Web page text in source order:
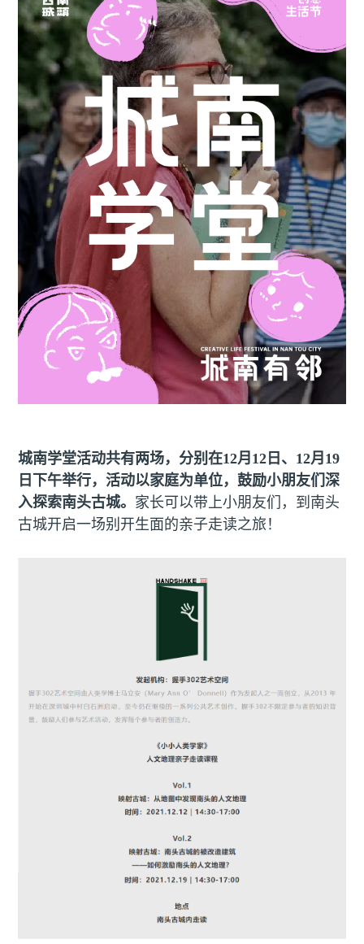
城南学堂活动共有两场，分别在12月12日、12月19
日下午举行，活动以家庭为单位，鼓励小朋友们深
入探索南头古城。 家长可以带上小朋友们，到南头
古城开启一场别开生面的亲子走读之旅！